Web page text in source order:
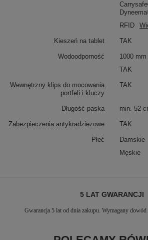
RFID
Kieszeń na tablet TAK
Wodoodporność
1000 mm
TAK
Wewnętrzny klips do mocowania
portfeli i kluczy
TAK
Długość paska min. 52
Zabezpieczenia antykradzieżowe TAK
Płeć
Damskie
Męskie
5 LAT GWARANCJI
Gwarancja 5 lat od dnia zakupu. Wymagany